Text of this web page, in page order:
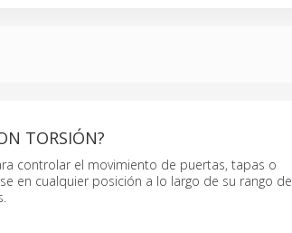
TORSIÓN?
controlar el movimiento de puertas, tapas o
en cualquier posición a lo largo de su rango de